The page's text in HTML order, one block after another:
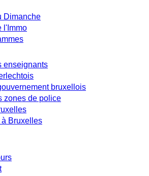
Dimanche
l'Immo
enseignants
bruxellois
zones de police
Bruxelles